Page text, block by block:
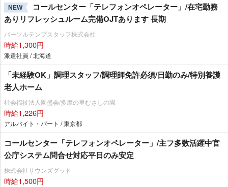
NEW
コールセンター「テレフォンオペレーター」/在宅勤務
ありリフレッシュルーム完備OJTあります 長期
パーソルテンプスタッフ株式会社
時給1,300円
派遣社員 / 北海道
「未経験OK」調理スタッフ/調理師免許必須/日勤のみ/特別養護
老人ホーム
社会福祉法人園盛会/多摩の里むさしの園
時給1,226円
アルバイト・パート / 東京都
コールセンター「テレフォンオペレーター」/主フ多数活躍中官
公庁システム問合せ対応平日のみ安定
株式会社サウンズグッド
時給1,500円